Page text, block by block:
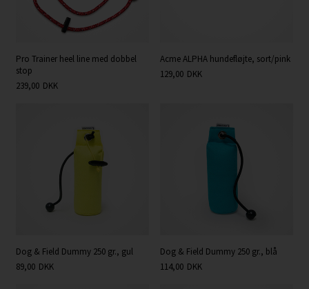
Pro Trainer heel line med dobbel
stop
239,00 DKK
Acme ALPHA hundefløjte, sort/pink
129,00 DKK
Dog & Field Dummy 250 gr., gul
89,00 DKK
Dog & Field Dummy 250 gr., blå
114,00 DKK